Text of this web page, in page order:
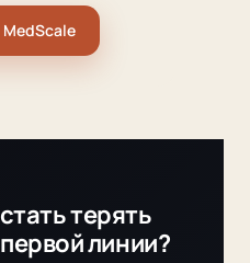
MedScale
терять
линии?